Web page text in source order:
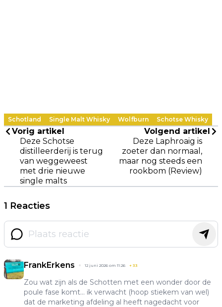
Schotland Single Malt Whisky Wolfburn Schotse Whisky
Vorig artikel
Deze Schotse
distilleerderij is terug
van weggeweest
met drie nieuwe
single malts
Volgend artikel
Deze Laphroaig is
zoeter dan normaal,
maar nog steeds een
rookbom (Review)
1 Reacties
FrankErkens 12 juni 2026 om 11:26 + 33
Zou wat zijn als de Schotten met een wonder door de
poule fase komt... ik verwacht (hoop stiekem van wel)
dat de marketing afdeling al heeft nagedacht voor